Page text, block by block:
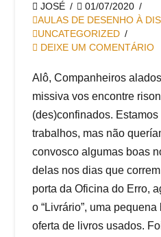
JOSÉ
01/07/2020
AULAS DE DESENHO À
UNCATEGORIZED
DEIXE UM COMENTÁRIO
Alô, Companheiros
missiva vos encontre
(des)confinados.
trabalhos, mas não
convosco algumas boas
delas nos dias que
porta da Oficina do Erro,
o “Livrário”, uma
oferta de livros usados.